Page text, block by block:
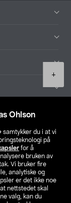
Ohlson
samtykker du i at vi
på
for å
bruken av
Vi bruker fire
analytiske og
er det ikke noe
nettstedet skal
valg, kan du
+